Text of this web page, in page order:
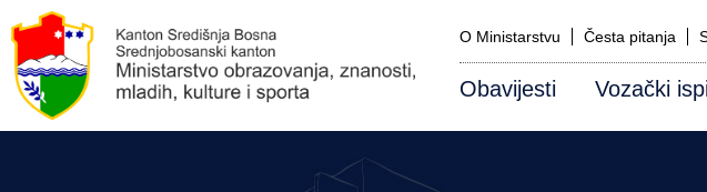
O Ministarstvu Česta pitanja
Obavijesti Vozački